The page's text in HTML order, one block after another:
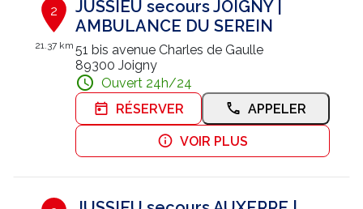
2
21.37 km
JUSSIEU secours JOIGNY |
AMBULANCE DU SEREIN
51 bis avenue Charles de Gaulle
89300 Joigny
Ouvert 24h/24
RÉSERVER
APPELER
VOIR PLUS